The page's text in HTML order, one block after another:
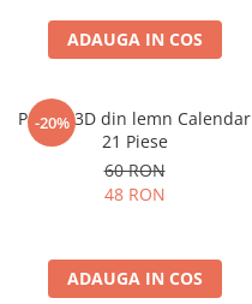
ADAUGA IN COS
-20%
Puzzle 3D din lemn Calendar
21 Piese
60 RON
48 RON
ADAUGA IN COS